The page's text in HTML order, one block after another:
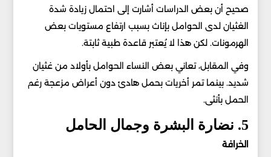
صحيح أن بعض الدراسات أشارت إلى احتمال زيادة شدة
الغثيان لدى الحوامل بإناث بسبب ارتفاع مستويات بعض
الهرمونات. لكن هذا لا يُعتبر قاعدة طبية ثابتة.
وفي المقابل، تعاني بعض النساء الحوامل بأولاد من غثيان
شديد. بينما تمر أخريات بحمل هادئ دون أعراض مزعجة رغم
الحمل بأنثى.
5. نضارة البشرة وجمال الحامل
الخرافة